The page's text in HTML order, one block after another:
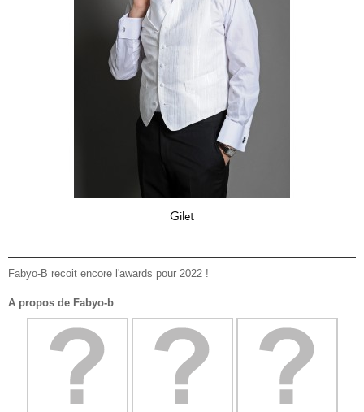
Gilet
Fabyo-B recoit encore l'awards pour 2022 !
A propos de Fabyo-b